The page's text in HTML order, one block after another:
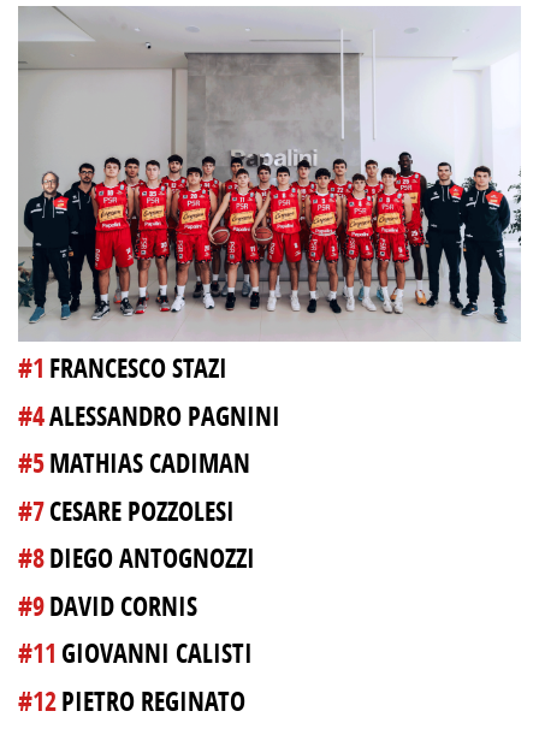
#1 FRANCESCO STAZI
#4ALESSANDRO PAGNINI
#5MATHIAS CADIMAN
#7CESARE POZZOLESI
#8DIEGO ANTOGNOZZI
#9DAVID CORNIS
#11 GIOVANNI CALISTI
#12PIETRO REGINATO